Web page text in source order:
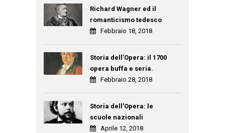
Richard Wagner ed il
romanticismo tedesco
Febbraio 18, 2018
Storia dell’Opera: il 1700
opera buffa e seria.
Febbraio 28, 2018
Storia dell’Opera: le
scuole nazionali
Aprile 12, 2018